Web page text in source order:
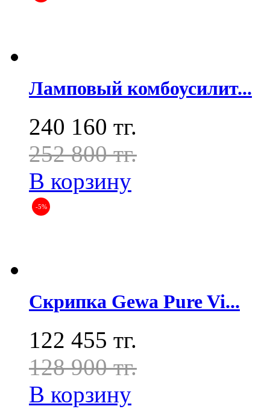
Ламповый комбоусилит...
240 160 тг.
252 800 тг.
В корзину
-5%
Скрипка Gewa Pure Vi...
122 455 тг.
128 900 тг.
В корзину